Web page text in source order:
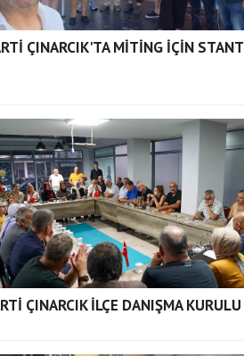
ÇINARCIK'TA MİTİNG İÇİN STANT
ÇINARCIK İLÇE DANIŞMA KURULU